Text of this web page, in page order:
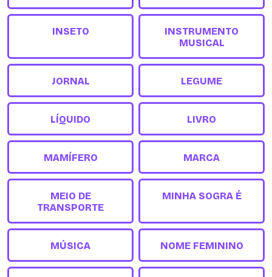
INSETO
INSTRUMENTO
MUSICAL
JORNAL LEGUME
LÍQUIDO LIVRO
MAMÍFERO MARCA
MEIO DE
TRANSPORTE
MINHA SOGRA É
MÚSICA NOME FEMININO